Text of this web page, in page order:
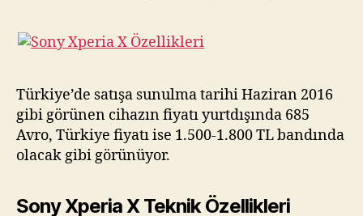
Türkiye’de satışa sunulma tarihi Haziran 2016
gibi görünen cihazın fiyatı yurtdışında 685
Avro, Türkiye fiyatı ise 1.500-1.800 TL bandında
olacak gibi görünüyor.
Sony Xperia X Teknik Özellikleri